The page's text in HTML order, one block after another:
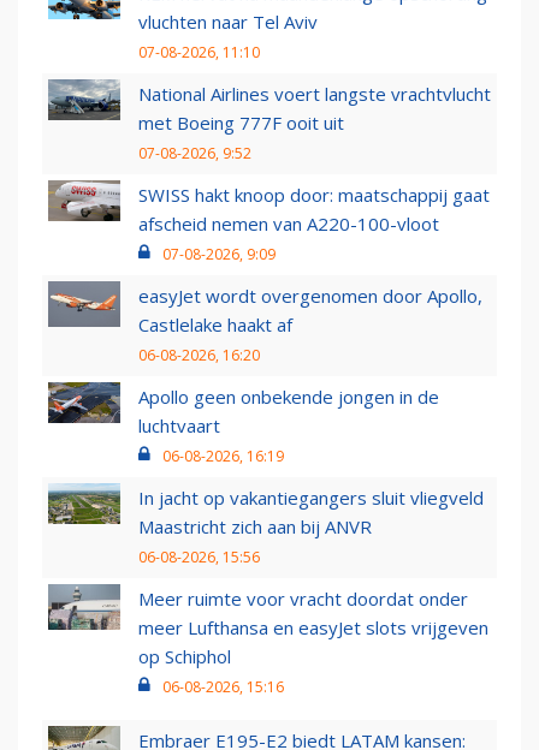
vluchten naar Tel Aviv
07-08-2026, 11:10
National Airlines voert langste vrachtvlucht
met Boeing 777F ooit uit
07-08-2026, 9:52
SWISS hakt knoop door: maatschappij gaat
afscheid nemen van A220-100-vloot
07-08-2026, 9:09
easyJet wordt overgenomen door Apollo,
Castlelake haakt af
06-08-2026, 16:20
Apollo geen onbekende jongen in de
luchtvaart
06-08-2026, 16:19
In jacht op vakantiegangers sluit vliegveld
Maastricht zich aan bij ANVR
06-08-2026, 15:56
Meer ruimte voor vracht doordat onder
meer Lufthansa en easyJet slots vrijgeven
op Schiphol
06-08-2026, 15:16
Embraer E195-E2 biedt LATAM kansen: